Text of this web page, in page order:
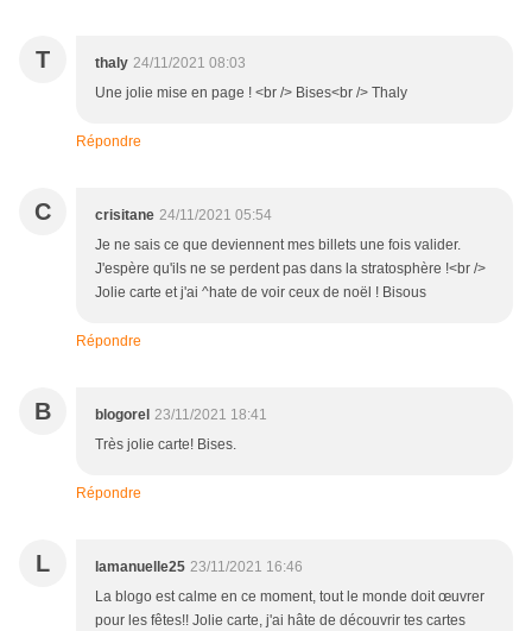
T thaly 24/11/2021 08:03
Une jolie mise en page ! <br /> Bises<br /> Thaly
Répondre
C crisitane 24/11/2021 05:54
Je ne sais ce que deviennent mes billets une fois valider.
J'espère qu'ils ne se perdent pas dans la stratosphère !<br />
Jolie carte et j'ai ^hate de voir ceux de noël ! Bisous
Répondre
B blogorel 23/11/2021 18:41
Très jolie carte! Bises.
Répondre
L lamanuelle25 23/11/2021 16:46
La blogo est calme en ce moment, tout le monde doit œuvrer
pour les fêtes!! Jolie carte, j'ai hâte de découvrir tes cartes